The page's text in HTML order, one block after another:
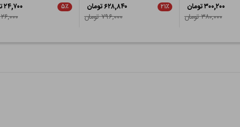
۳۰۰,۲۰۰ تومان
۳۸۰,۰۰۰ تومان
۲۱٪
۶۲۸,۸۴۰ تومان
۷۹۶,۰۰۰ تومان
۵٪
۲۴,۷۰۰ تومان
۲۶,۰۰۰ تومان